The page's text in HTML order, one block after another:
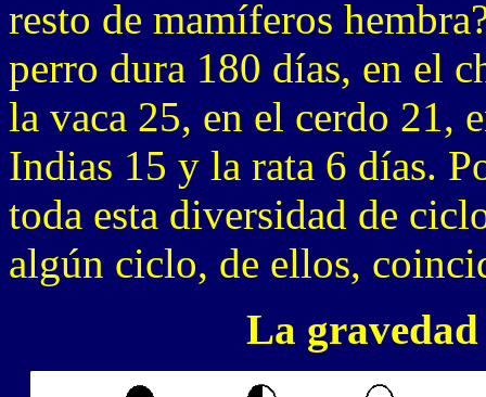
resto de mamíferos
perro dura 180 días, en el
la vaca 25, en el cerdo 21,
Indias 15 y la rata 6 días.
toda esta diversidad de
algún ciclo, de ellos,
La